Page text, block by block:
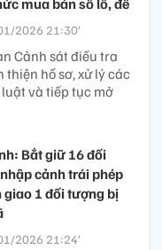
2026 21:30’
Cảnh sát điều tra
hồ sơ, xử lý các
và tiếp tục mở
Bắt giữ 16 đối
cảnh trái phép
giao 1 đối tượng bị
2026 21:24’